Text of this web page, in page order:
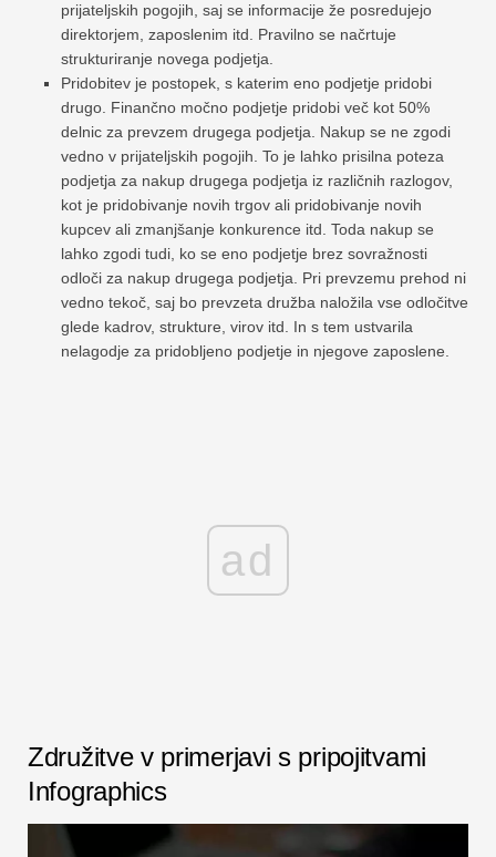
prijateljskih pogojih, saj se informacije že posredujejo
direktorjem, zaposlenim itd. Pravilno se načrtuje
strukturiranje novega podjetja.
Pridobitev je postopek, s katerim eno podjetje pridobi
drugo. Finančno močno podjetje pridobi več kot 50%
delnic za prevzem drugega podjetja. Nakup se ne zgodi
vedno v prijateljskih pogojih. To je lahko prisilna poteza
podjetja za nakup drugega podjetja iz različnih razlogov,
kot je pridobivanje novih trgov ali pridobivanje novih
kupcev ali zmanjšanje konkurence itd. Toda nakup se
lahko zgodi tudi, ko se eno podjetje brez sovražnosti
odloči za nakup drugega podjetja. Pri prevzemu prehod ni
vedno tekoč, saj bo prevzeta družba naložila vse odločitve
glede kadrov, strukture, virov itd. In s tem ustvarila
nelagodje za pridobljeno podjetje in njegove zaposlene.
ad
Združitve v primerjavi s pripojitvami
Infographics